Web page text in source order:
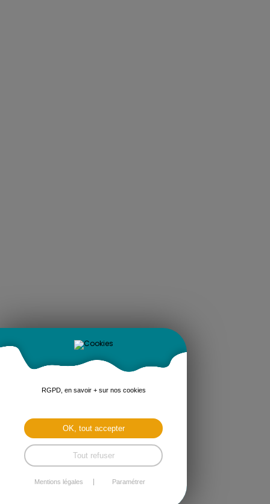
RGPD, en savoir + sur nos cookies
OK, tout accepter
Tout refuser
Mentions légales Paramétrer